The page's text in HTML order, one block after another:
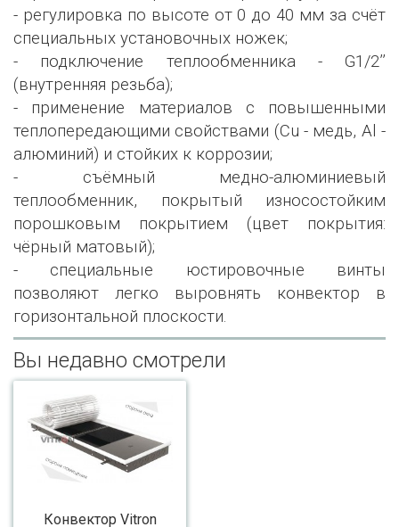
- регулировка по высоте от 0 до 40 мм за счёт
специальных установочных ножек;
- подключение теплообменника - G1/2’’
(внутренняя резьба);
- применение материалов с повышенными
теплопередающими свойствами (Сu - медь, Al -
алюминий) и стойких к коррозии;
- съёмный медно-алюминиевый
теплообменник, покрытый износостойким
порошковым покрытием (цвет покрытия:
чёрный матовый);
- специальные юстировочные винты
позволяют легко выровнять конвектор в
горизонтальной плоскости.
Вы недавно смотрели
Конвектор Vitron